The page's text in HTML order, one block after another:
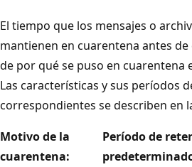
El tiempo que los mensajes o
mantienen en cuarentena antes
de por qué se puso en cuarentena
Las características y sus períodos
correspondientes se describen en
Motivo de la
cuarentena:
Período de